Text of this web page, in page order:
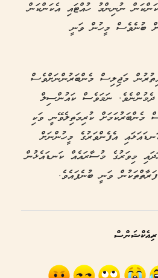
ނުނިންމު ހުއްޓައި އެކަންކަން
ބުނެވެސް މީހުން ވަނީ
މަޖިލިސް މެންބަރުންނަށްވެސް
ނަމަވެސް ކައުންސިލް
މެންބަރުކަމަށް ކުރިމަތިލެވޭނީ ވަކި
އެފެންވަރުގެ މީހުންނަށް
މިވަރުގެ މުސާރައެއް ކަނޑައެޅުން
ވަނީ ބުނެފައެވެ.
ރިއެކްޝަންސް